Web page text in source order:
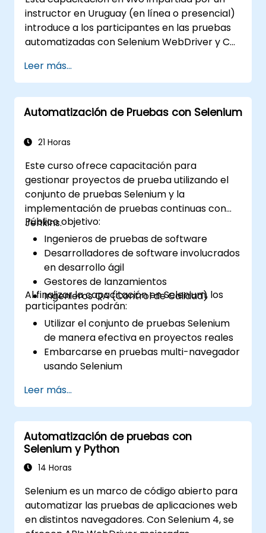
Introducción a Selenium
(https://www.nobleprog.com/introduction-
selenium-training).
instructor en Uruguay (en línea o presencial)
introduce a los participantes en las pruebas
automatizadas con Selenium WebDriver y C#
programación con C# o deseas repasarla,
consulta el curso: C# para Ingenieros de
Pruebas de Automatización.
Leer más...
Automatización de Pruebas con Selenium
21 Horas
Este curso ofrece capacitación para
gestionar proyectos de prueba utilizando el
conjunto de pruebas Selenium y la
implementación de pruebas continuas con
Jenkins.
Público objetivo:
Ingenieros de pruebas de software
Desarrolladores de software involucrados
en desarrollo ágil
Gestores de lanzamientos
Ingenieros QA (Control de Calidad)
Al finalizar la capacitación en Selenium, los
participantes podrán:
Utilizar el conjunto de pruebas Selenium
de manera efectiva en proyectos reales
Embarcarse en pruebas multi-navegador
usando Selenium
Grid
Ejecutar pruebas de regresión con
Selenium en Jenkins
Preparar informes de prueba e informes
periódicos usando Jenkins
Leer más...
Automatización de pruebas con
Selenium y Python
14 Horas
Selenium es un marco de código abierto para
automatizar las pruebas de aplicaciones web
en distintos navegadores. Con Selenium 4, se